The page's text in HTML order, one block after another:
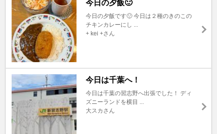
今日の夕飯🙂
今日の夕飯です🙂 今日は２種のきのこの
チキンカレーにし ...
+ kei +さん
今日は千葉へ！
今日は千葉の習志野へ出張でした！ ディ
ズニーランドを横目 ...
大スカさん